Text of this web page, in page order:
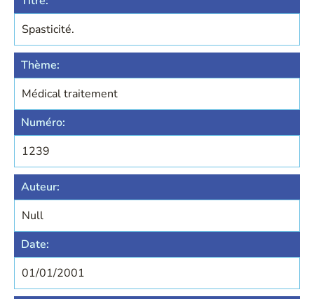
Spasticité.
Thème:
Médical traitement
Numéro:
1239
Auteur:
Null
Date:
01/01/2001